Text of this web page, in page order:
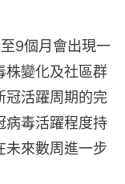
9個月會出現一
株變化及社區群
冠活躍周期的完
病毒活躍程度持
未來數周進一步